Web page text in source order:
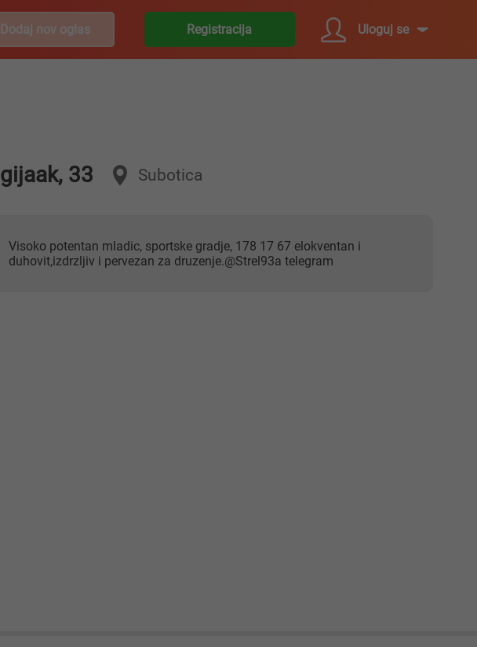
Dodaj nov oglas Registracija Uloguj se
Ogijaak, 33 Subotica
Visoko potentan mladic, sportske gradje, 178 17 67 elokventan i
duhovit,izdrzljiv i pervezan za druzenje.@Strel93a telegram